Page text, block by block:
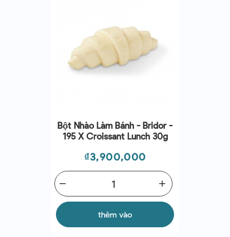
Bột Nhào Làm Bánh - Bridor -
195 X Croissant Lunch 30g
Giá
₫3,900,000
add
remove
thêm vào